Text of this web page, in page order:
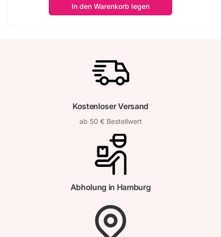
In den Warenkorb legen
Kostenloser Versand
ab 50 € Bestellwert
Abholung in Hamburg